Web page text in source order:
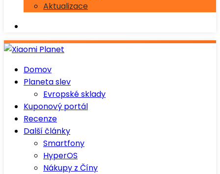
Aktualizace
Domov
Planeta slev
Evropské sklady
Kuponový portál
Recenze
Další články
Smartfony
HyperOS
Nákupy z Číny